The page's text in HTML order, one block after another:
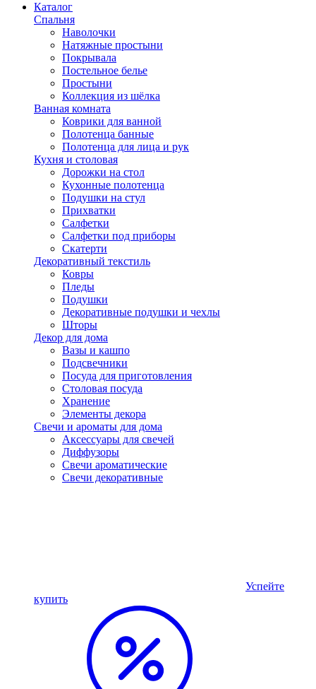
Каталог
Спальня
Наволочки
Натяжные простыни
Покрывала
Постельное белье
Простыни
Коллекция из шёлка
Ванная комната
Коврики для ванной
Полотенца банные
Полотенца для лица и рук
Кухня и столовая
Дорожки на стол
Кухонные полотенца
Подушки на стул
Прихватки
Салфетки
Салфетки под приборы
Скатерти
Декоративный текстиль
Ковры
Пледы
Подушки
Декоративные подушки и чехлы
Шторы
Декор для дома
Вазы и кашпо
Подсвечники
Посуда для приготовления
Столовая посуда
Хранение
Элементы декора
Свечи и ароматы для дома
Аксессуары для свечей
Диффузоры
Свечи ароматические
Свечи декоративные
Успейте
купить